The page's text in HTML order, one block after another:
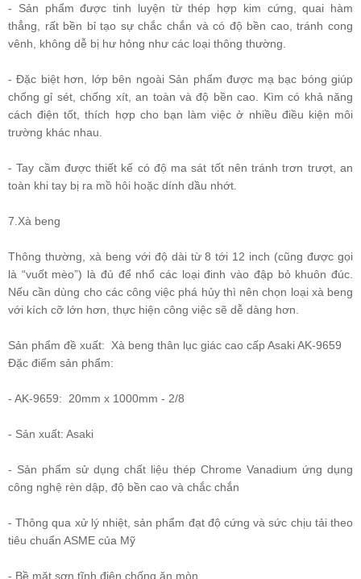
- Sản phẩm được tinh luyện từ thép hợp kim cứng, quai hàm
thẳng, rất bền bỉ tạo sự chắc chắn và có độ bền cao, tránh cong
vênh, không dễ bị hư hỏng như các loại thông thường.
- Đặc biệt hơn, lớp bên ngoài Sản phẩm được mạ bạc bóng giúp
chống gỉ sét, chống xít, an toàn và độ bền cao. Kìm có khả năng
cách điện tốt, thích hợp cho bạn làm việc ở nhiều điều kiện môi
trường khác nhau.
- Tay cầm được thiết kế có độ ma sát tốt nên tránh trơn trượt, an
toàn khi tay bị ra mồ hôi hoặc dính dầu nhớt.
7.Xà beng
Thông thường, xà beng với độ dài từ 8 tới 12 inch (cũng được gọi
là “vuốt mèo”) là đủ để nhổ các loại đinh vào đập bỏ khuôn đúc.
Nếu cần dùng cho các công việc phá hủy thì nên chọn loại xà beng
với kích cỡ lớn hơn, thực hiện công việc sẽ dễ dàng hơn.
Sản phẩm đề xuất: Xà beng thân lục giác cao cấp Asaki AK-9659
Đặc điểm sản phẩm:
- AK-9659: 20mm x 1000mm - 2/8
- Sản xuất: Asaki
- Sản phẩm sử dụng chất liệu thép Chrome Vanadium ứng dụng
công nghệ rèn dập, độ bền cao và chắc chắn
- Thông qua xử lý nhiệt, sản phẩm đạt độ cứng và sức chịu tải theo
tiêu chuẩn ASME của Mỹ
- Bề mặt sơn tĩnh điện chống ăn mòn